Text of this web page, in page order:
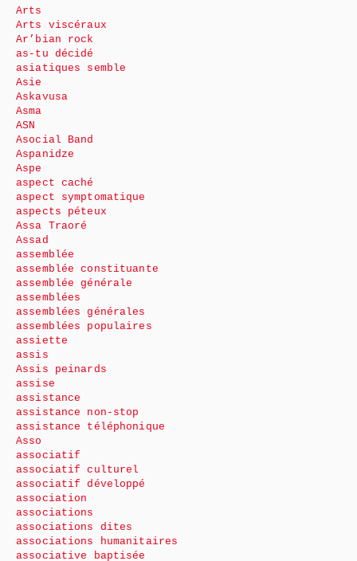
Arts
Arts viscéraux
Ar’bian rock
as-tu décidé
asiatiques semble
Asie
Askavusa
Asma
ASN
Asocial Band
Aspanidze
Aspe
aspect caché
aspect symptomatique
aspects péteux
Assa Traoré
Assad
assemblée
assemblée constituante
assemblée générale
assemblées
assemblées générales
assemblées populaires
assiette
assis
Assis peinards
assise
assistance
assistance non-stop
assistance téléphonique
Asso
associatif
associatif culturel
associatif développé
association
associations
associations dites
associations humanitaires
associative baptisée